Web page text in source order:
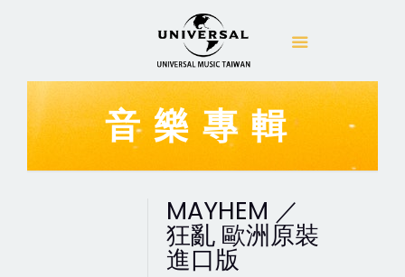
音樂專輯
MAYHEM ／
狂亂 歐洲原裝
進口版